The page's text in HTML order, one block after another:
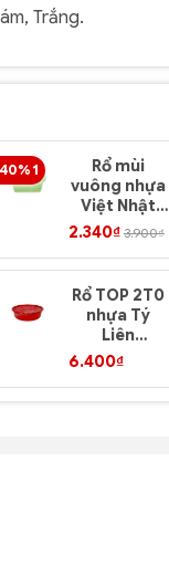
Trắng.
1
Rổ mùi
vuông nhựa
Việt Nhật
3295
2.340₫ 3.900₫
Rổ TOP 2T0
nhựa Tý
Liên
No.0910
6.400₫